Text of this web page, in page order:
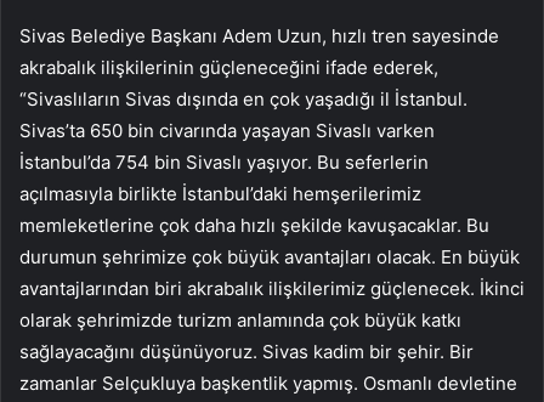
Sivas Belediye Başkanı Adem Uzun, hızlı tren sayesinde
akrabalık ilişkilerinin güçleneceğini ifade ederek,
“Sivaslıların Sivas dışında en çok yaşadığı il İstanbul.
Sivas’ta 650 bin civarında yaşayan Sivaslı varken
İstanbul’da 754 bin Sivaslı yaşıyor. Bu seferlerin
açılmasıyla birlikte İstanbul’daki hemşerilerimiz
memleketlerine çok daha hızlı şekilde kavuşacaklar. Bu
durumun şehrimize çok büyük avantajları olacak. En büyük
avantajlarından biri akrabalık ilişkilerimiz güçlenecek. İkinci
olarak şehrimizde turizm anlamında çok büyük katkı
sağlayacağını düşünüyoruz. Sivas kadim bir şehir. Bir
zamanlar Selçukluya başkentlik yapmış. Osmanlı devletine